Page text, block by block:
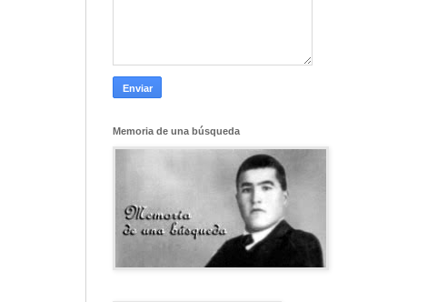
Memoria de una búsqueda